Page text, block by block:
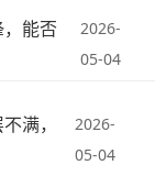
能否
2026-
05-04
满，
2026-
05-04